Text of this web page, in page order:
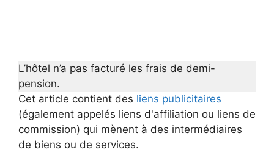
L’hôtel n’a pas facturé les frais de demi-
pension.
Cet article contient des liens publicitaires
(également appelés liens d'affiliation ou liens de
commission) qui mènent à des intermédiaires
de biens ou de services.